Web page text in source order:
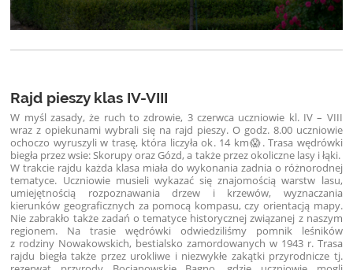
Rajd pieszy klas IV-VIII
W myśl zasady, że ruch to zdrowie, 3 czerwca uczniowie kl. IV – VIII
wraz z opiekunami wybrali się na rajd pieszy. O godz. 8.00 uczniowie
ochoczo wyruszyli w trasę, która liczyła ok. 14 km😱. Trasa wędrówki
biegła przez wsie: Skorupy oraz Gózd, a także przez okoliczne lasy i łąki.
W trakcie rajdu każda klasa miała do wykonania zadnia o różnorodnej
tematyce. Uczniowie musieli wykazać się znajomością warstw lasu,
umiejętnością rozpoznawania drzew i krzewów, wyznaczania
kierunków geograficznych za pomocą kompasu, czy orientacją mapy.
Nie zabrakło także zadań o tematyce historycznej związanej z naszym
regionem. Na trasie wędrówki odwiedziliśmy pomnik leśników
z rodziny Nowakowskich, bestialsko zamordowanych w 1943 r. Trasa
rajdu biegła także przez urokliwe i niezwykłe zakątki przyrodnicze tj.